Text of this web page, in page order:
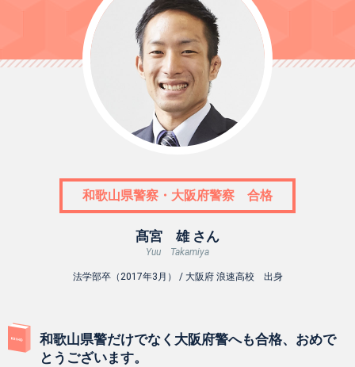
和歌山県警察・大阪府警察 合格
髙宮 雄 さん
Yuu Takamiya
法学部卒（2017年3月） / 大阪府 浪速高校 出身
和歌山県警だけでなく大阪府警へも合格、おめで
とうございます。